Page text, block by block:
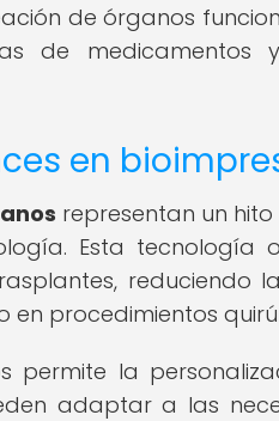
de órganos
de
en
representan un
Esta tecnología
reduciendo
procedimientos
permite la
adaptar a las